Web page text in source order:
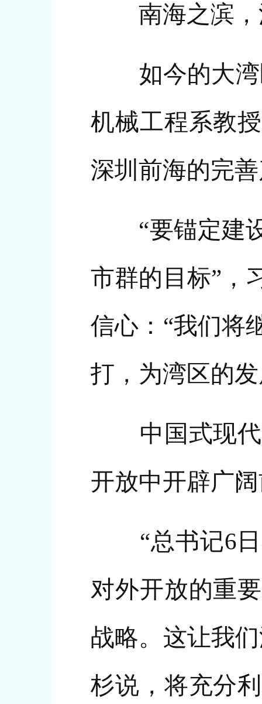
南海之滨，
如今的大湾
机械工程系教
深圳前海的完
“要锚定建设
市群的目标”，
信心：“我们将
打，为湾区的
中国式现代
开放中开辟广
“总书记6日
对外开放的重
战略。这让我
杉说，将充分